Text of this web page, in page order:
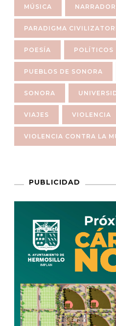
MÚSICA
PARADIGMA
POESÍA POLÍTICOS
PUEBLOS DE SONORA
SONORA
VIAJES VIOLENCIA
VIOLENCIA CONTRA LA
PUBLICIDAD